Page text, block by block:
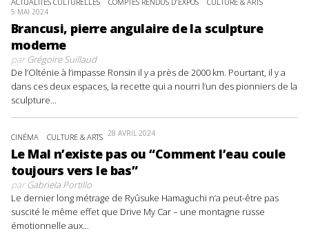
5 MAI 2024
Brancusi, pierre angulaire de la sculpture
moderne
parGrégoire Suillaud
De l’Olténie à l’impasse Ronsin il y a près de 2000 km. Pourtant, il y a
dans ces deux espaces, la recette qui a nourri l’un des pionniers de la
sculpture...
CINÉMA CULTURE & ARTS 28 AVRIL 2024
Le Mal n’existe pas ou “Comment l’eau coule
toujours vers le bas”
parGabriela Portillo
Le dernier long métrage de Ryûsuke Hamaguchi n’a peut-être pas
suscité le même effet que Drive My Car – une montagne russe
émotionnelle aux...